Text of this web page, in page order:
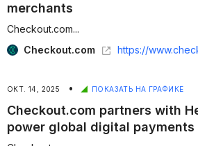
merchants
Checkout.com...
Checkout.com
https://www.checkout.com/newsroom/checkout-adopts-acp-backed-by-openai-to-
ОКТ. 14, 2025 • ПОКАЗАТЬ НА ГРАФИКЕ
Checkout.com partners with
power global digital payments